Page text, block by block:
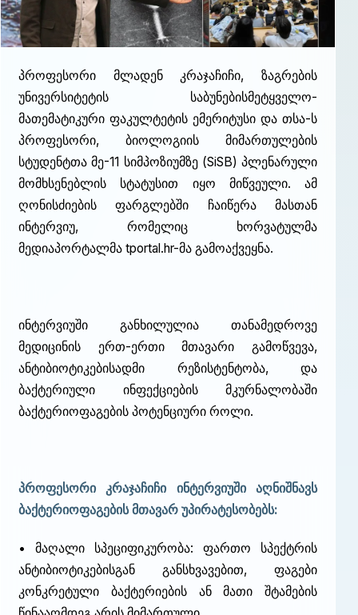
პროფესორი მლადენ კრაჯაჩიჩი, ზაგრების
უნივერსიტეტის საბუნებისმეტყველო-
მათემატიკური ფაკულტეტის ემერიტუსი და თსა-ს
პროფესორი, ბიოლოგიის მიმართულების
სტუდენტთა მე-11 სიმპოზიუმზე (SiSB) პლენარული
მომხსენებლის სტატუსით იყო მიწვეული. ამ
ღონისძიების ფარგლებში ჩაიწერა მასთან
ინტერვიუ, რომელიც ხორვატულმა
მედიაპორტალმა tportal.hr-მა გამოაქვეყნა.
ინტერვიუში განხილულია თანამედროვე
მედიცინის ერთ-ერთი მთავარი გამოწვევა,
ანტიბიოტიკებისადმი რეზისტენტობა, და
ბაქტერიული ინფექციების მკურნალობაში
ბაქტერიოფაგების პოტენციური როლი.
პროფესორი კრაჯაჩიჩი ინტერვიუში აღნიშნავს
ბაქტერიოფაგების მთავარ უპირატესობებს:
• მაღალი სპეციფიკურობა: ფართო სპექტრის
ანტიბიოტიკებისგან განსხვავებით, ფაგები
კონკრეტული ბაქტერიების ან მათი შტამების